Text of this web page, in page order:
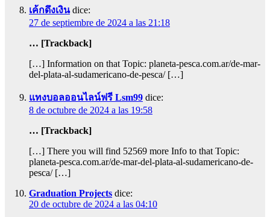
เค้กดึงเงิน dice:
27 de septiembre de 2024 a las 21:18
… [Trackback]
[…] Information on that Topic: planeta-pesca.com.ar/de-mar-
del-plata-al-sudamericano-de-pesca/ […]
แทงบอลออนไลน์ฟรี Lsm99 dice:
8 de octubre de 2024 a las 19:58
… [Trackback]
[…] There you will find 52569 more Info to that Topic:
planeta-pesca.com.ar/de-mar-del-plata-al-sudamericano-de-
pesca/ […]
Graduation Projects dice:
20 de octubre de 2024 a las 04:10